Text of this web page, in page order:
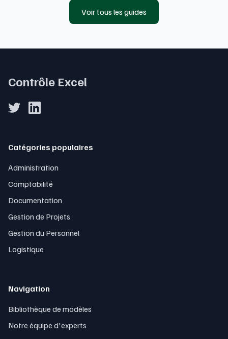
Voir tous les guides
Contrôle Excel
Catégories populaires
Administration
Comptabilité
Documentation
Gestion de Projets
Gestion du Personnel
Logistique
Navigation
Bibliothèque de modèles
Notre équipe d'experts